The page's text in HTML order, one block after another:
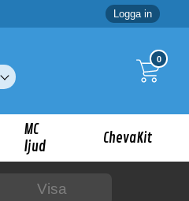
Logga in
0
MC
ljud
ChevaKit
Visa